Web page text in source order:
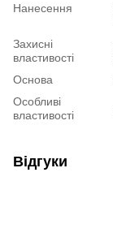
Нанесення
Захисні
властивості
Основа
Особливі
властивості
Відгуки